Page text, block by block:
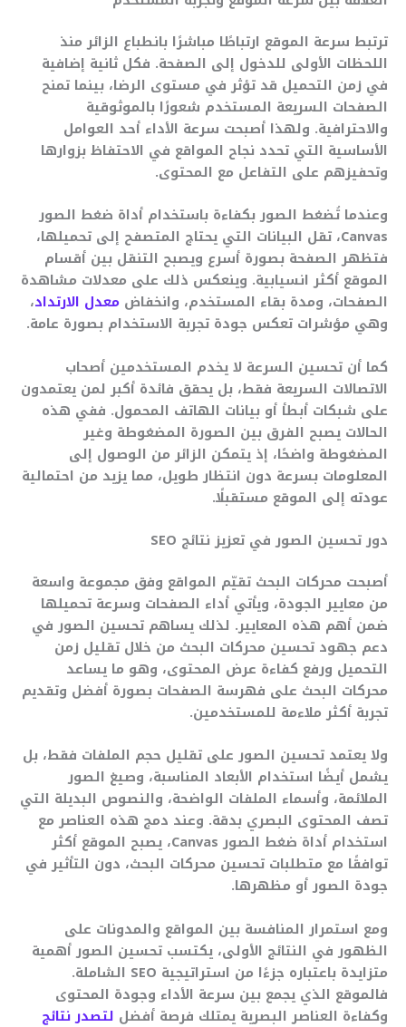
ترتبط سرعة الموقع ارتباطًا مباشرًا بانطباع الزائر منذ
اللحظات الأولى للدخول إلى الصفحة. فكل ثانية إضافية
في زمن التحميل قد تؤثر في مستوى الرضا، بينما تمنح
الصفحات السريعة المستخدم شعورًا بالموثوقية
والاحترافية. ولهذا أصبحت سرعة الأداء أحد العوامل
الأساسية التي تحدد نجاح المواقع في الاحتفاظ بزوارها
وتحفيزهم على التفاعل مع المحتوى.
وعندما تُضغط الصور بكفاءة باستخدام أداة ضغط الصور
Canvas، تقل البيانات التي يحتاج المتصفح إلى تحميلها،
فتظهر الصفحة بصورة أسرع ويصبح التنقل بين أقسام
الموقع أكثر انسيابية. وينعكس ذلك على معدلات مشاهدة
الصفحات، ومدة بقاء المستخدم، وانخفاض معدل الارتداد،
وهي مؤشرات تعكس جودة تجربة الاستخدام بصورة عامة.
كما أن تحسين السرعة لا يخدم المستخدمين أصحاب
الاتصالات السريعة فقط، بل يحقق فائدة أكبر لمن يعتمدون
على شبكات أبطأ أو بيانات الهاتف المحمول. ففي هذه
الحالات يصبح الفرق بين الصورة المضغوطة وغير
المضغوطة واضحًا، إذ يتمكن الزائر من الوصول إلى
المعلومات بسرعة دون انتظار طويل، مما يزيد من احتمالية
عودته إلى الموقع مستقبلًا.
دور تحسين الصور في تعزيز نتائج SEO
أصبحت محركات البحث تقيّم المواقع وفق مجموعة واسعة
من معايير الجودة، ويأتي أداء الصفحات وسرعة تحميلها
ضمن أهم هذه المعايير. لذلك يساهم تحسين الصور في
دعم جهود تحسين محركات البحث من خلال تقليل زمن
التحميل ورفع كفاءة عرض المحتوى، وهو ما يساعد
محركات البحث على فهرسة الصفحات بصورة أفضل وتقديم
تجربة أكثر ملاءمة للمستخدمين.
ولا يعتمد تحسين الصور على تقليل حجم الملفات فقط، بل
يشمل أيضًا استخدام الأبعاد المناسبة، وصيغ الصور
الملائمة، وأسماء الملفات الواضحة، والنصوص البديلة التي
تصف المحتوى البصري بدقة. وعند دمج هذه العناصر مع
استخدام أداة ضغط الصور Canvas، يصبح الموقع أكثر
توافقًا مع متطلبات تحسين محركات البحث، دون التأثير في
جودة الصور أو مظهرها.
ومع استمرار المنافسة بين المواقع والمدونات على
الظهور في النتائج الأولى، يكتسب تحسين الصور أهمية
متزايدة باعتباره جزءًا من استراتيجية SEO الشاملة.
فالموقع الذي يجمع بين سرعة الأداء وجودة المحتوى
وكفاءة العناصر البصرية يمتلك فرصة أفضل لتصدر نتائج